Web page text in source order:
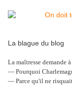
La blague du blog
La maîtresse demande
— Pourquoi
— Parce qu'il ne